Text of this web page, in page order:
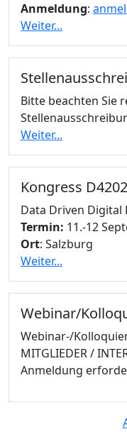
Anmeldung:
Weiter...
Bitte beachten Sie
Weiter...
Kongress
Data Driven Digital
Termin: 11.-12
Ort: Salzburg
Weiter...
Webinar/
Webinar-/
MITGLIEDER /
Anmeldung